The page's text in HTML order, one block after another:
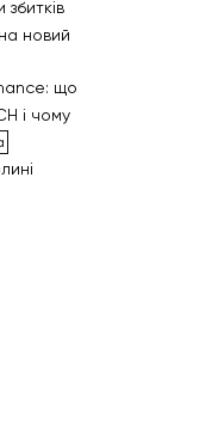
новий
що
і чому